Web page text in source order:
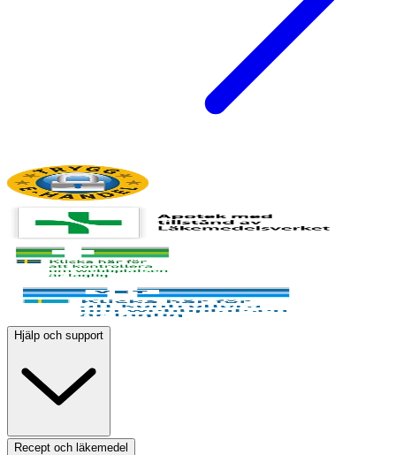
Hjälp och support
Recept och läkemedel